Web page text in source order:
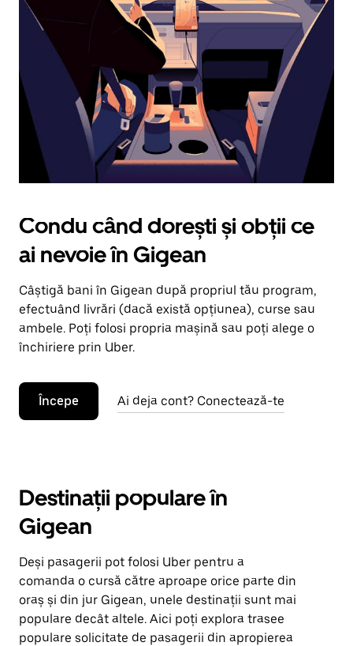
în
jos.
Închide
calendarul
apăsând
pe
butonul
Escape.
Condu când dorești și obții ce
ai nevoie în Gigean
Câștigă bani în Gigean după propriul tău program,
efectuând livrări (dacă există opțiunea), curse sau
ambele. Poți folosi propria mașină sau poți alege o
închiriere prin Uber.
Începe Ai deja cont? Conectează-te
Destinații populare în
Gigean
Deși pasagerii pot folosi Uber pentru a
comanda o cursă către aproape orice parte din
oraș și din jur Gigean, unele destinații sunt mai
populare decât altele. Aici poți explora trasee
populare solicitate de pasagerii din apropierea